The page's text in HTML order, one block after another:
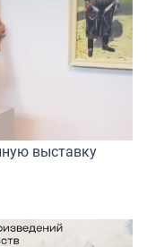
выставку